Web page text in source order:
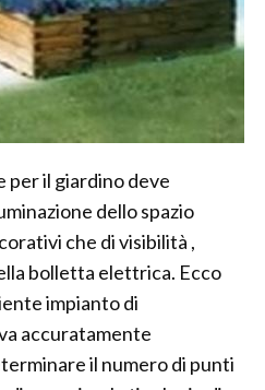
per il giardino deve
dello spazio
che di visibilità ,
bolletta elettrica. Ecco
impianto di
accuratamente
il numero di punti